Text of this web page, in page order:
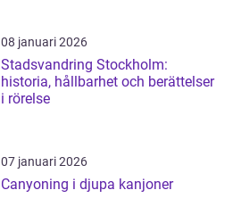
08 januari 2026
Stadsvandring Stockholm:
historia, hållbarhet och berättelser
i rörelse
07 januari 2026
Canyoning i djupa kanjoner